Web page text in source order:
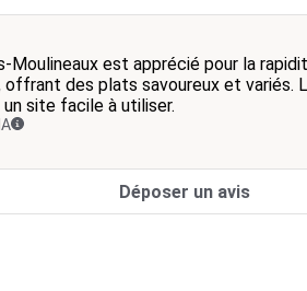
Moulineaux est apprécié pour la
offrant des plats savoureux et variés.
site facile à utiliser.
Déposer un avis